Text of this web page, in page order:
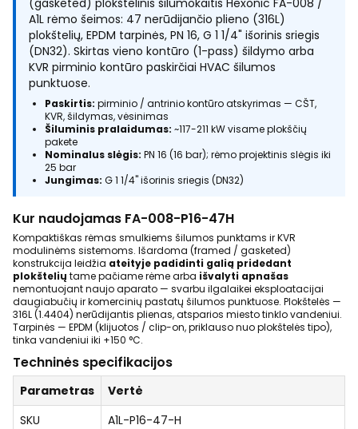
(gasketed) plokštelinis šilumokaitis Hexonic FA-008 /
A1L rėmo šeimos: 47 nerūdijančio plieno (316L)
plokštelių, EPDM tarpinės, PN 16, G 1 1/4" išorinis sriegis
(DN32). Skirtas vieno kontūro (1-pass) šildymo arba
KVR pirminio kontūro paskirčiai HVAC šilumos
punktuose.
Paskirtis: pirminio / antrinio kontūro atskyrimas — CŠT,
KVR, šildymas, vėsinimas
Šiluminis pralaidumas: ~117-211 kW visame plokščių
pakete
Nominalus slėgis: PN 16 (16 bar); rėmo projektinis slėgis iki
25 bar
Jungimas: G 1 1/4" išorinis sriegis (DN32)
Kur naudojamas FA-008-P16-47H
Kompaktiškas rėmas smulkiems šilumos punktams ir KVR
modulinėms sistemoms. Išardoma (framed / gasketed)
konstrukcija leidžia ateityje padidinti galią pridedant
plokštelių tame pačiame rėme arba išvalyti apnašas
nemontuojant naujo aparato — svarbu ilgalaikei eksploatacijai
daugiabučių ir komercinių pastatų šilumos punktuose. Plokštelės —
316L (1.4404) nerūdijantis plienas, atsparios miesto tinklo vandeniui.
Tarpinės — EPDM (klijuotos / clip-on, priklauso nuo plokštelės tipo),
tinka vandeniui iki +150 °C.
Techninės specifikacijos
Parametras
Vertė
SKU
A1L-P16-47-H